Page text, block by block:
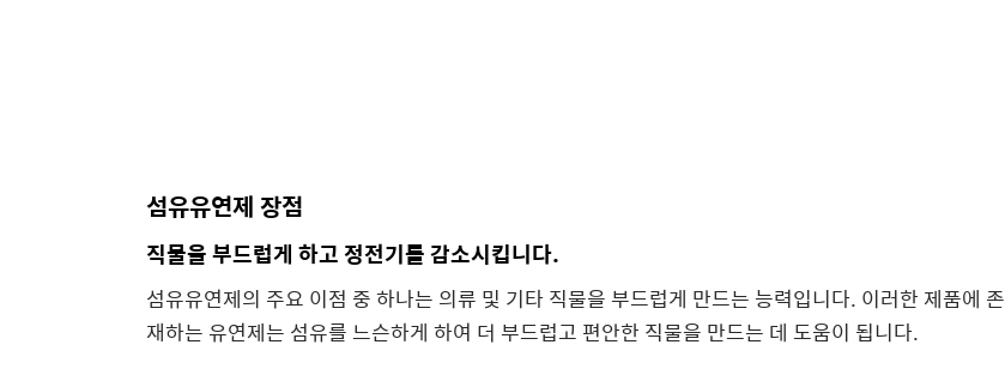
섬유유연제 장점
직물을 부드럽게 하고 정전기를 감소시킵니다.
섬유유연제의 주요 이점 중 하나는 의류 및 기타 직물을 부드럽게 만드는 능력입니다. 이러한 제품에 존
재하는 유연제는 섬유를 느슨하게 하여 더 부드럽고 편안한 직물을 만드는 데 도움이 됩니다.